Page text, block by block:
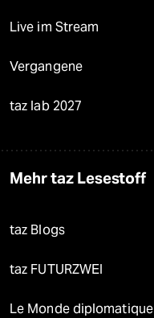
Live im Stream
Vergangene
taz lab 2027
Mehr taz Lesestoff
taz Blogs
taz FUTURZWEI
Le Monde diplomatique